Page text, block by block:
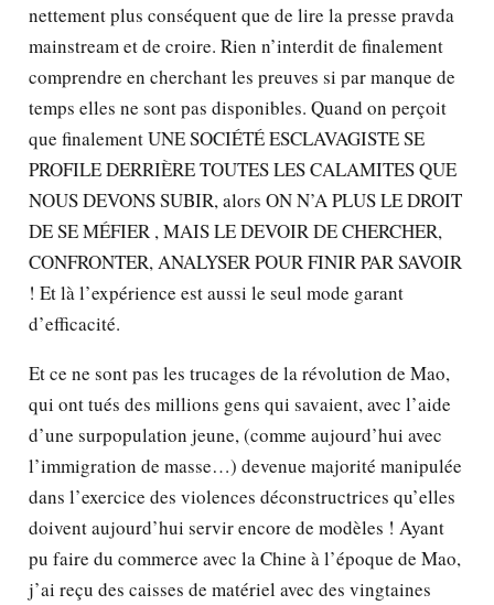
nettement plus conséquent que de lire la presse pravda
mainstream et de croire. Rien n’interdit de finalement
comprendre en cherchant les preuves si par manque de
temps elles ne sont pas disponibles. Quand on perçoit
que finalement UNE SOCIÉTÉ ESCLAVAGISTE SE
PROFILE DERRIÈRE TOUTES LES CALAMITES QUE
NOUS DEVONS SUBIR, alors ON N’A PLUS LE DROIT
DE SE MÉFIER , MAIS LE DEVOIR DE CHERCHER,
CONFRONTER, ANALYSER POUR FINIR PAR SAVOIR
! Et là l’expérience est aussi le seul mode garant
d’efficacité.
Et ce ne sont pas les trucages de la révolution de Mao,
qui ont tués des millions gens qui savaient, avec l’aide
d’une surpopulation jeune, (comme aujourd’hui avec
l’immigration de masse…) devenue majorité manipulée
dans l’exercice des violences déconstructrices qu’elles
doivent aujourd’hui servir encore de modèles ! Ayant
pu faire du commerce avec la Chine à l’époque de Mao,
j’ai reçu des caisses de matériel avec des vingtaines